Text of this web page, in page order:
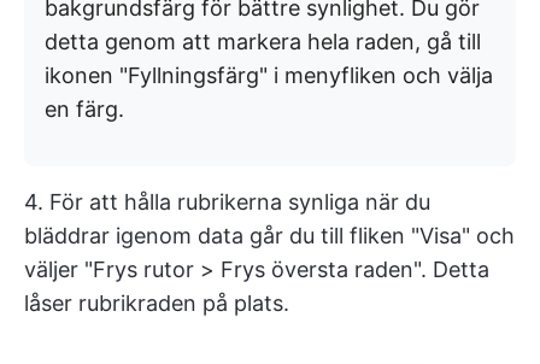
bakgrundsfärg för bättre synlighet. Du gör
detta genom att markera hela raden, gå till
ikonen "Fyllningsfärg" i menyfliken och välja
en färg.
4. För att hålla rubrikerna synliga när du
bläddrar igenom data går du till fliken "Visa" och
väljer "Frys rutor > Frys översta raden". Detta
låser rubrikraden på plats.